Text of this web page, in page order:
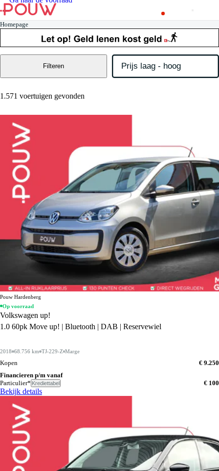
Homepage
1.571 voertuigen gevonden
Filteren
Pouw Hardenberg
Op voorraad
Volkswagen up!
1.0 60pk Move up! | Bluetooth | DAB | Reservewiel
2018 68.756 km TJ-229-Z Marge
Kopen
€ 9.250
Financieren p/m vanaf
Particulier* Krediettabel € 100
Bekijk details